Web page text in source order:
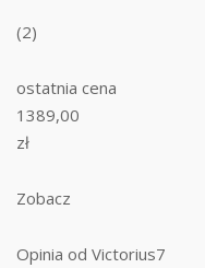
(2)
ostatnia cena
1389,00
zł
Zobacz
Opinia od Victorius7